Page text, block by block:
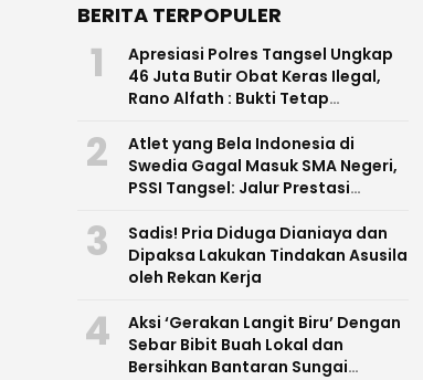
BERITA TERPOPULER
1
Apresiasi Polres Tangsel Ungkap
46 Juta Butir Obat Keras Ilegal,
Rano Alfath : Bukti Tetap
2
Atlet yang Bela Indonesia di
Swedia Gagal Masuk SMA Negeri,
PSSI Tangsel: Jalur Prestasi
3
Sadis! Pria Diduga Dianiaya dan
Dipaksa Lakukan Tindakan Asusila
oleh Rekan Kerja
4
Aksi ‘Gerakan Langit Biru’ Dengan
Sebar Bibit Buah Lokal dan
Bersihkan Bantaran Sungai